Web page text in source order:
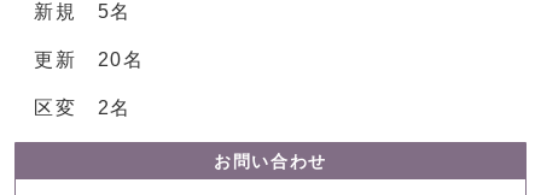
新規 5名
更新 20名
区変 2名
お問い合わせ